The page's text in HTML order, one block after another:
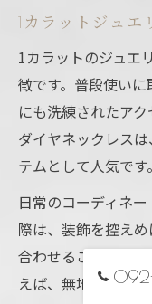
1カラットジュエ
1カラットのジュエ
徴です。普段使い
にも洗練されたア
ダイヤネックレス
テムとして人気です。
日常のコーディネ
際は、装飾を控えめ
合わせることで、
えば、無地のTシャ